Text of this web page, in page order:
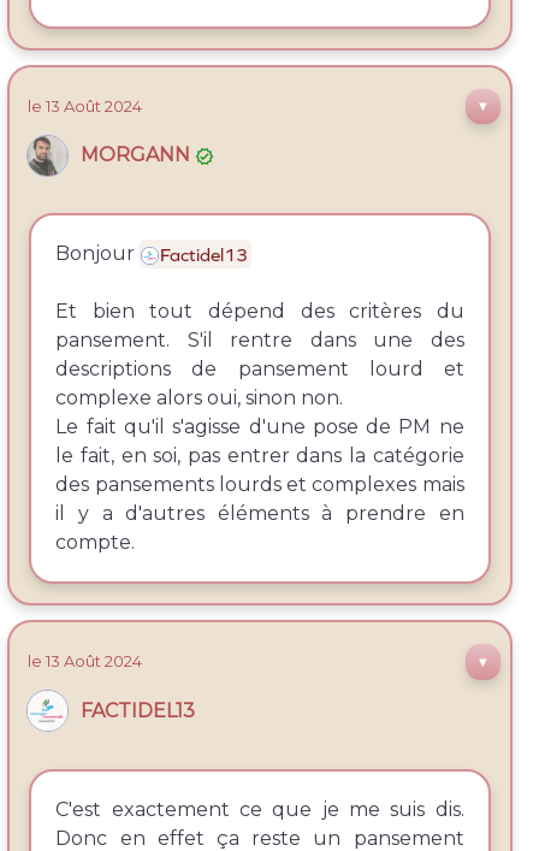
le 13 Août 2024 ▼
MORGANN 
Bonjour Factidel13
Et bien tout dépend des critères du
pansement. S'il rentre dans une des
descriptions de pansement lourd et
complexe alors oui, sinon non.
Le fait qu'il s'agisse d'une pose de PM ne
le fait, en soi, pas entrer dans la catégorie
des pansements lourds et complexes mais
il y a d'autres éléments à prendre en
compte.
le 13 Août2024 ▼
FACTIDEL13
C'est exactement ce que je me suis dis.
Donc en effet ça reste un pansement